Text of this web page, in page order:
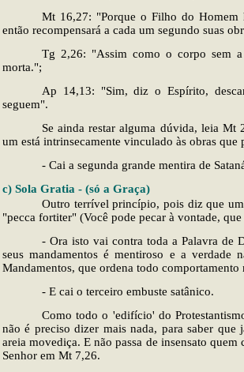
Mt 16,27: "Porque o Filho do
então recompensará a cada um segundo suas
Tg 2,26: "Assim como o corpo sem
morta.";
Ap 14,13: "Sim, diz o Espírito,
seguem".
Se ainda restar alguma dúvida, leia Mt
um está intrinsecamente vinculado às obras que
- Cai a segunda grande mentira de
c) Sola Gratia - (só a Graça)
Outro terrível princípio, pois diz que
"pecca fortiter" (Você pode pecar à vontade,
- Ora isto vai contra toda a Palavra de
seus mandamentos é mentiroso e a verdade
Mandamentos, que ordena todo comportamento
- E cai o terceiro embuste satânico.
Como todo o 'edifício' do
não é preciso dizer mais nada, para saber
areia movediça. E não passa de insensato
Senhor em Mt 7,26.